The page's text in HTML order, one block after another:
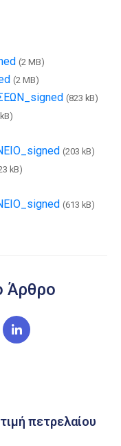
(2 MB)
(2 MB)
(823 kB)
(203 kB)
kB)
(613 kB)
Άρθρο
πετρελαίου